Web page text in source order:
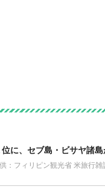
に、セブ島・ビサヤ諸島
フィリピン観光省 米旅行雑